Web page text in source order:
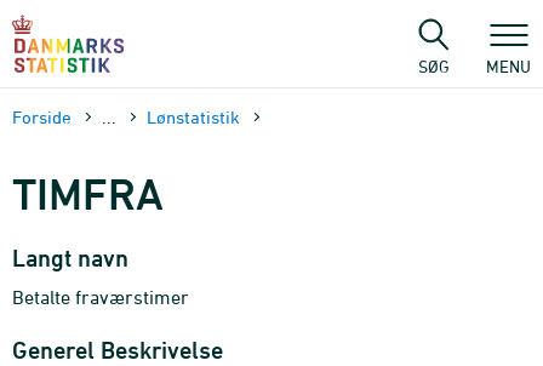
sidens
SØG MENU
Forside Lønstatistik
TIMFRA
Langt navn
Betalte fraværstimer
Generel Beskrivelse